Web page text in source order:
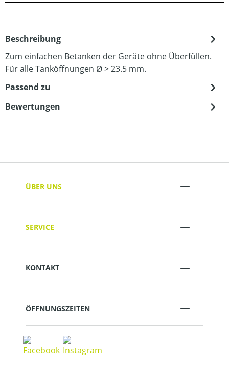
Beschreibung
Zum einfachen Betanken der Geräte ohne Überfüllen.
Für alle Tanköffnungen Ø > 23.5 mm.
Passend zu
Bewertungen
ÜBER UNS
SERVICE
KONTAKT
ÖFFNUNGSZEITEN